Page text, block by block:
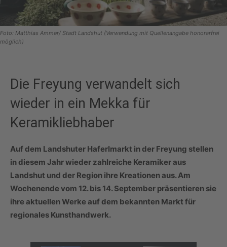
Foto: Matthias Ammer/ Stadt Landshut (Verwendung mit Quellenangabe honorarfrei
möglich)
Die Freyung verwandelt sich
wieder in ein Mekka für
Keramikliebhaber
Auf dem Landshuter Haferlmarkt in der Freyung stellen
in diesem Jahr wieder zahlreiche Keramiker aus
Landshut und der Region ihre Kreationen aus. Am
Wochenende vom 12. bis 14. September präsentieren sie
ihre aktuellen Werke auf dem bekannten Markt für
regionales Kunsthandwerk.